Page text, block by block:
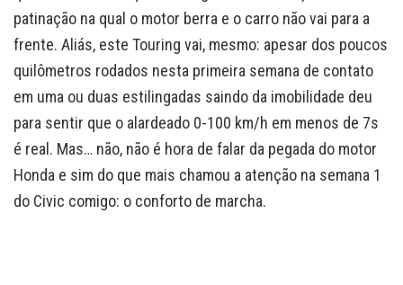
patinação na qual o motor berra e o carro não vai para a
frente. Aliás, este Touring vai, mesmo: apesar dos poucos
quilômetros rodados nesta primeira semana de contato
em uma ou duas estilingadas saindo da imobilidade deu
para sentir que o alardeado 0-100 km/h em menos de 7s
é real. Mas… não, não é hora de falar da pegada do motor
Honda e sim do que mais chamou a atenção na semana 1
do Civic comigo: o conforto de marcha.